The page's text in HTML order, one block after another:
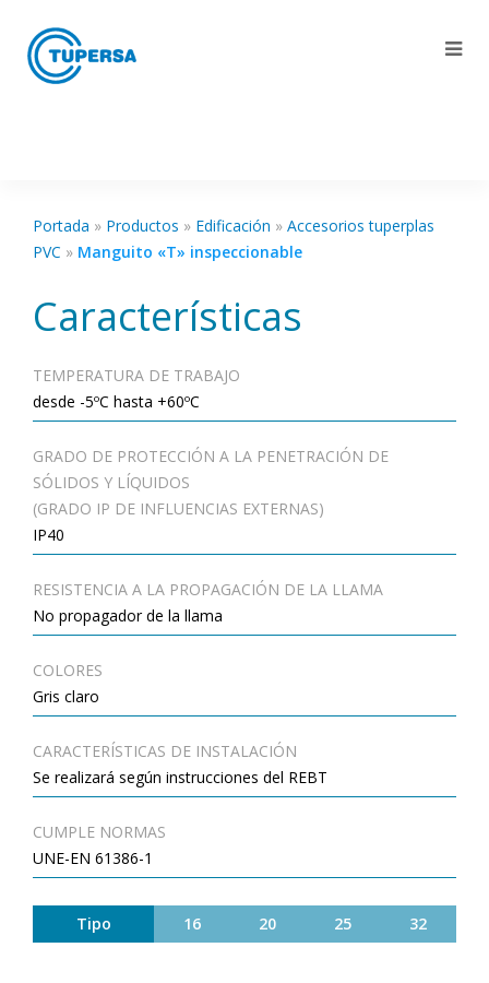
Portada » Productos » Edificación » Accesorios tuperplas
PVC » Manguito «T» inspeccionable
Características
TEMPERATURA DE TRABAJO
desde -5ºC hasta +60ºC
GRADO DE PROTECCIÓN A LA PENETRACIÓN DE
SÓLIDOS Y LÍQUIDOS
(GRADO IP DE INFLUENCIAS EXTERNAS)
IP40
RESISTENCIA A LA PROPAGACIÓN DE LA LLAMA
No propagador de la llama
COLORES
Gris claro
CARACTERÍSTICAS DE INSTALACIÓN
Se realizará según instrucciones del REBT
CUMPLE NORMAS
UNE-EN 61386-1
Tipo 16 20 25 32